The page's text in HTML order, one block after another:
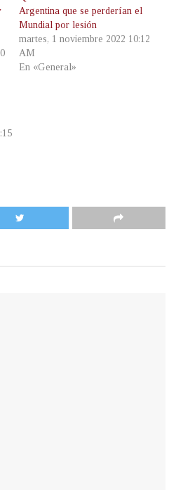
Argentina que se perderían el
Mundial por lesión
martes, 1 noviembre 2022 10:12
AM
En «General»